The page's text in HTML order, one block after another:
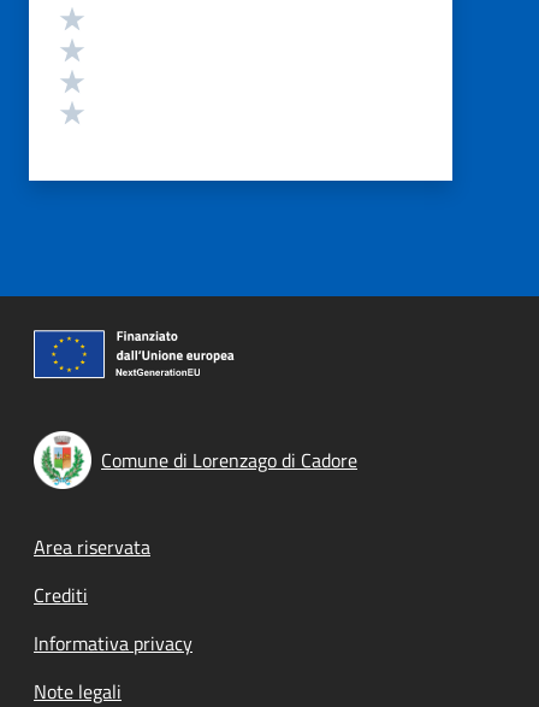
Comune di Lorenzago di Cadore
Footer menu
Area riservata
Crediti
Informativa privacy
Note legali